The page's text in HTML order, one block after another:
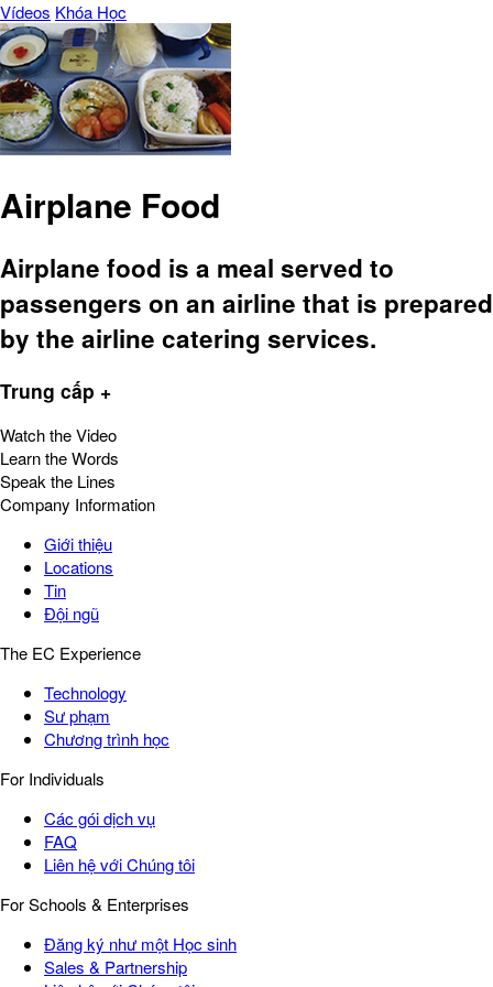
Vídeos Khóa Học
Airplane Food
Airplane food is a meal served to
passengers on an airline that is prepared
by the airline catering services.
Trung cấp +
Watch the Video
Learn the Words
Speak the Lines
Company Information
Giới thiệu
Locations
Tin
Đội ngũ
The EC Experience
Technology
Sư phạm
Chương trình học
For Individuals
Các gói dịch vụ
FAQ
Liên hệ với Chúng tôi
For Schools & Enterprises
Đăng ký như một Học sinh
Sales & Partnership